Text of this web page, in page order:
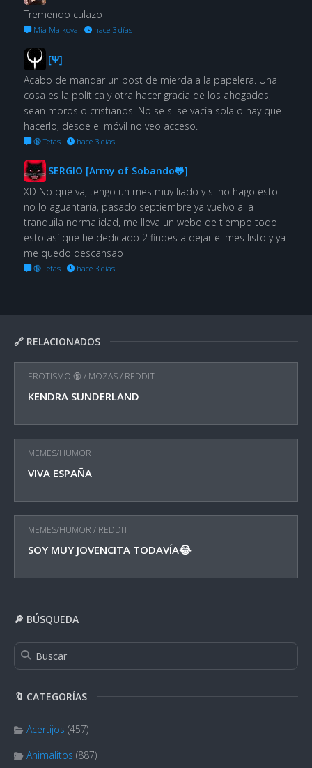
🔗 RELACIONADOS
EROTISMO 🔞/ MOZAS/ REDDIT
KENDRA SUNDERLAND
MEMES/HUMOR
VIVA ESPAÑA
MEMES/HUMOR / REDDIT
SOY MUY JOVENCITA TODAVÍA😂
🔎 BÚSQUEDA
🔖 CATEGORÍAS
Acertijos (457)
Animalitos (887)
Tremendo culazo
Mia Malkova · hace 3 días
[Ψ]
Acabo de mandar un post de mierda a la papelera. Una
cosa es la política y otra hacer gracia de los ahogados,
sean moros o cristianos. No se si se vacía sola o hay que
hacerlo, desde el móvil no veo acceso.
🔞 Tetas· hace 3 días
SERGIO [Army of Sobando🐸]
XD No que va, tengo un mes muy liado y si no hago esto
no lo aguantaría, pasado septiembre ya vuelvo a la
tranquila normalidad, me lleva un webo de tiempo todo
esto así que he dedicado 2 findes a dejar el mes listo y ya
me quedo descansao
🔞 Tetas· hace 3 días